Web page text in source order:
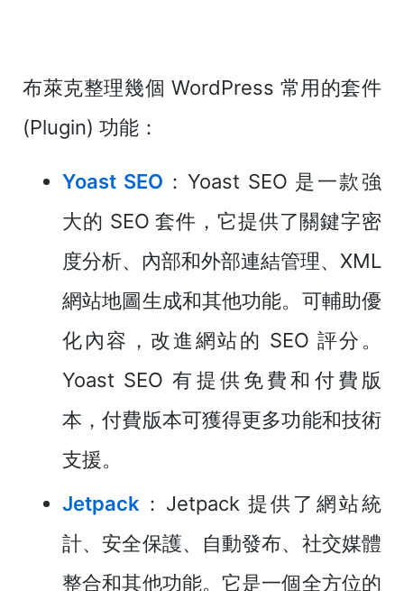
布萊克整理幾個 WordPress 常用的套件
(Plugin) 功能：
Yoast SEO ：Yoast SEO 是一款強
大的 SEO 套件，它提供了關鍵字密
度分析、內部和外部連結管理、XML
網站地圖生成和其他功能。可輔助優
化內容，改進網站的 SEO 評分。
Yoast SEO 有提供免費和付費版
本，付費版本可獲得更多功能和技術
支援。
Jetpack ：Jetpack 提供了網站統
計、安全保護、自動發布、社交媒體
整合和其他功能。它是一個全方位的